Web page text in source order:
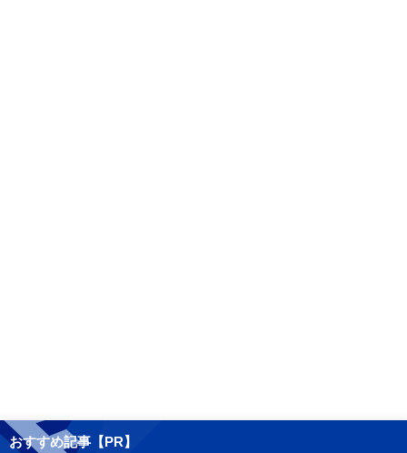
おすすめ記事【PR】